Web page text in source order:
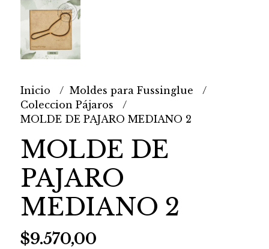
Inicio
Moldes para Fussinglue
Coleccion Pájaros
MOLDE DE PAJARO MEDIANO 2
MOLDE DE
PAJARO
MEDIANO 2
$9.570,00